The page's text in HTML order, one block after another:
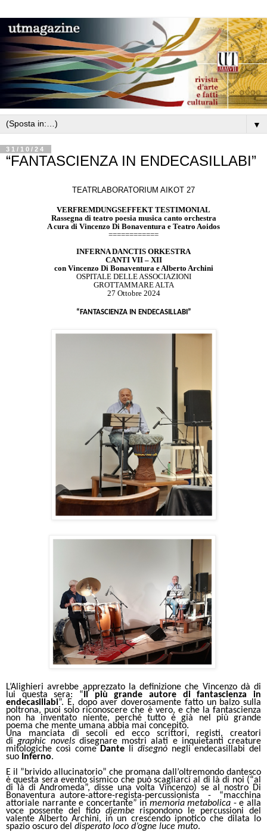
▼
31/10/24
“FANTASCIENZA IN ENDECASILLABI”
TEATRLABORATORIUM AIKOT 27
VERFREMDUNGSEFFEKT TESTIMONIAL
Rassegna di teatro poesia musica canto orchestra
A cura di Vincenzo Di Bonaventura e Teatro Aoidos
============
INFERNA DANCTIS ORKESTRA
CANTI VII – XII
con Vincenzo Di Bonaventura e Alberto Archini
OSPITALE DELLE ASSOCIAZIONI
GROTTAMMARE ALTA
27 Ottobre 2024
“FANTASCIENZAIN ENDECASILLABI”
L’Alighieri avrebbe apprezzato la definizione che Vincenzo dà di
lui questa sera: “ Il più grande autore di fantascienza in
endecasillabi”. E, dopo aver doverosamente fatto un balzo sulla
poltrona, puoi solo riconoscere che è vero, e che la fantascienza
non ha inventato niente, perché tutto è già nel più grande
poema che mente umana abbia mai concepito.
Una manciata di secoli ed ecco scrittori, registi, creatori
di graphic novels disegnare mostri alati e inquietanti creature
mitologiche così come Dante li disegnò negli endecasillabi del
suo Inferno.
E il ”brivido allucinatorio” che promana dall’oltremondo dantesco
è questa sera evento sismico che può scagliarci al di là di noi (“al
di là di Andromeda”, disse una volta Vincenzo) se al nostro Di
Bonaventura autore-attore-regista-percussionista - “macchina
attoriale narrante e concertante” in memoria metabolica - e alla
voce possente del fido djemberispondono le percussioni del
valente Alberto Archini, in un crescendo ipnotico che dilata lo
spazio oscuro del disperato loco d’ogne luce muto.